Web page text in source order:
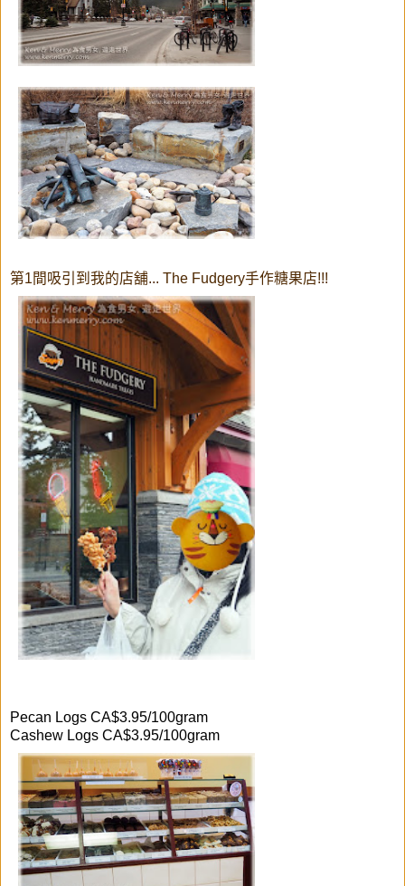
第1間吸引到我的店舖... The Fudgery手作糖果店!!!
Pecan Logs CA$3.95/100gram
Cashew Logs CA$3.95/100gram